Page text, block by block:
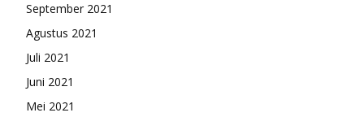
September 2021
Agustus 2021
Juli 2021
Juni 2021
Mei 2021